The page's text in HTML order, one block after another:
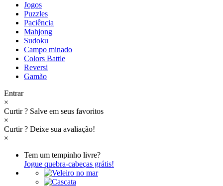
Jogos
Puzzles
Paciência
Mahjong
Sudoku
Campo minado
Colors Battle
Reversi
Gamão
Entrar
×
Curtir? Salve em seus favoritos
×
Curtir? Deixe sua avaliação!
×
Tem um tempinho livre?
Jogue quebra-cabeças grátis!